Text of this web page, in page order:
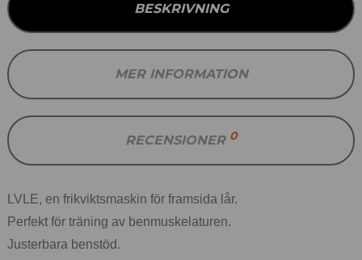
BESKRIVNING
MER INFORMATION
RECENSIONER 0
LVLE, en frikviktsmaskin för framsida lår.
Perfekt för träning av benmuskelaturen.
Justerbara benstöd.